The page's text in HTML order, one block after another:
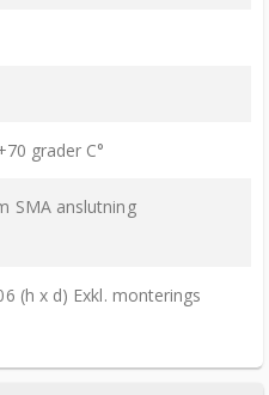
grader C°
SMA anslutning
(h x d) Exkl. monterings